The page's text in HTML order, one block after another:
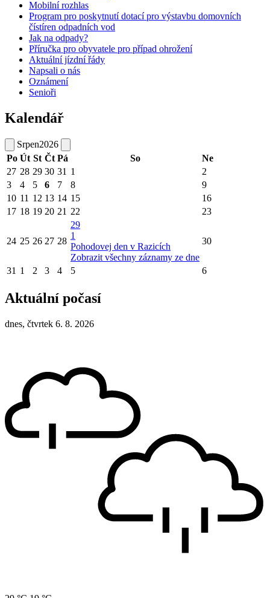
Mobilní rozhlas
Program pro poskytnutí dotací pro výstavbu domovních
čístíren odpadních vod
Jak na odpady?
Příručka pro obyvatele pro případ ohrožení
Aktuální jízdní řády
Napsali o nás
Oznámení
Senioři
Kalendář
Srpen2026
Po Út St Čt Pá So
Ne
27 28 29 30 31 1
2
3
4 5 6 7 8
9
10 11 12 13 14 15
16
17 18 19 20 21 22 23
24 25 26 27 28
29
1
Pohodovej den v Razicích
Zobrazit všechny záznamy ze dne
30
31 1 2 3 4 5 6
Aktuální počasí
dnes, čtvrtek 6. 8. 2026